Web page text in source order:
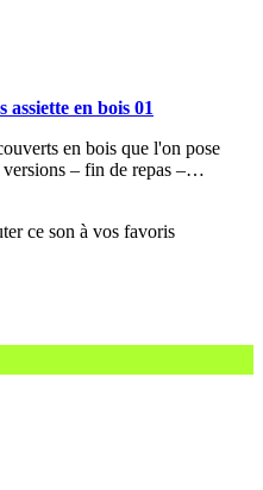
assiette en bois 01
en bois que l'on pose
versions – fin de repas –…